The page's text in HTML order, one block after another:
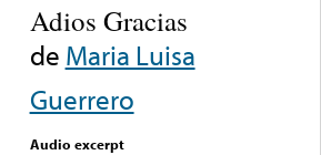
Adios Gracias
de Maria Luisa
Guerrero
Audio excerpt